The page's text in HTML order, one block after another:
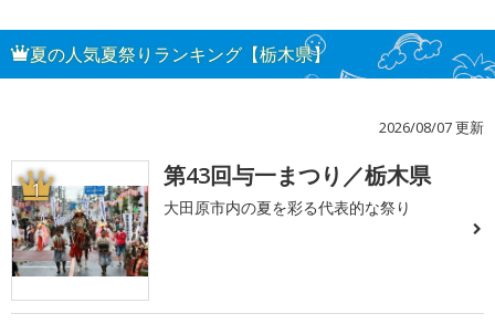
夏の人気夏祭りランキング【栃木県】
2026/08/07 更新
1 第43回与一まつり／栃木県
大田原市内の夏を彩る代表的な祭り